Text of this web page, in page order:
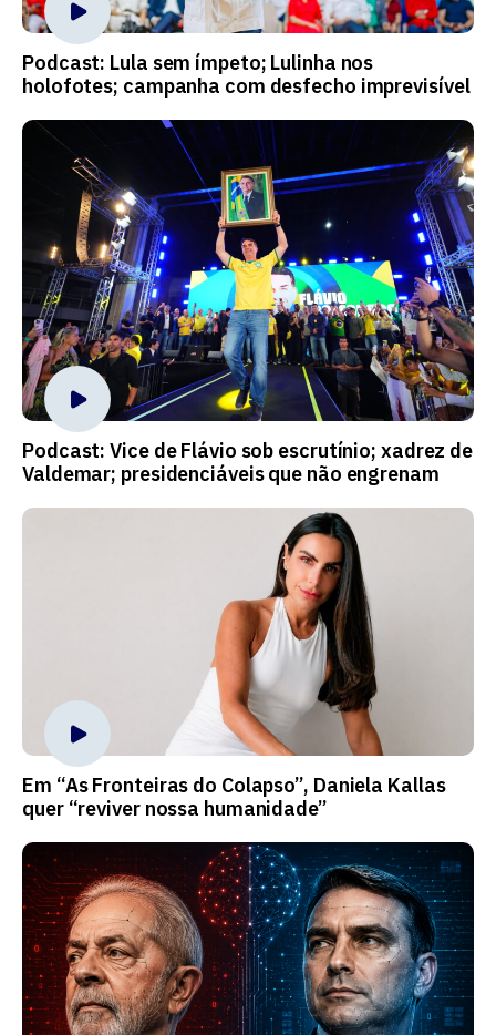
Podcast: Lula sem ímpeto; Lulinha nos
holofotes; campanha com desfecho imprevisível
Podcast: Vice de Flávio sob escrutínio; xadrez de
Valdemar; presidenciáveis que não engrenam
Em “As Fronteiras do Colapso”, Daniela Kallas
quer “reviver nossa humanidade”